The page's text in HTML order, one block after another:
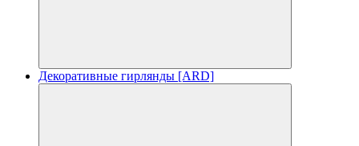
Декоративные гирлянды [ARD]